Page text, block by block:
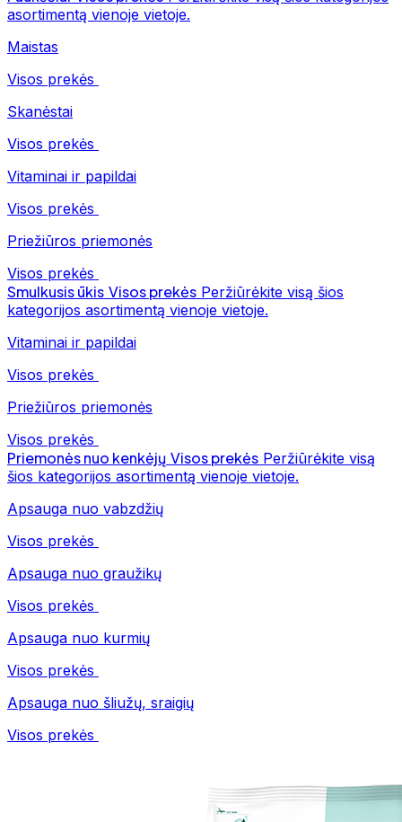
asortimentą vienoje vietoje.
Maistas
Visos prekės
Skanėstai
Visos prekės
Vitaminai ir papildai
Visos prekės
Priežiūros priemonės
Visos prekės
Smulkusis ūkis Visos prekės Peržiūrėkite visą šios
kategorijos asortimentą vienoje vietoje.
Vitaminai ir papildai
Visos prekės
Priežiūros priemonės
Visos prekės
Priemonės nuo kenkėjų Visos prekės Peržiūrėkite visą
šios kategorijos asortimentą vienoje vietoje.
Apsauga nuo vabzdžių
Visos prekės
Apsauga nuo graužikų
Visos prekės
Apsauga nuo kurmių
Visos prekės
Apsauga nuo šliužų, sraigių
Visos prekės